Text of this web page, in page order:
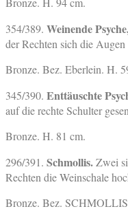
354/389. Weinende
der Rechten sich die
Bronze. Bez. Eberlein. H.
345/390. Enttäuschte
auf die rechte Schulter
Bronze. H. 81 cm.
296/391. Schmollis.Zwei
Rechten die Weinschale
Bronze. Bez.